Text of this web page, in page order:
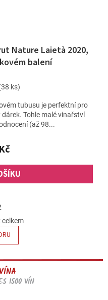
Nature Laietà 2020,
balení
ks)
tubusu je perfektní pro
Tohle malé vinařství
(až 98...
1500 VÍN